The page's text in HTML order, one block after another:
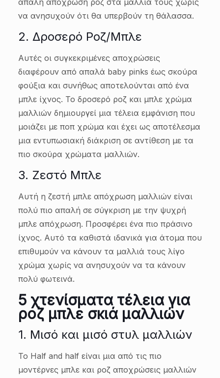
απαλή απόχρωση ροζ στα μαλλιά τους χωρίς
να ανησυχούν ότι θα υπερβούν τη θάλασσα.
2. Δροσερό Ροζ/Μπλε
Αυτές οι συγκεκριμένες αποχρώσεις
διαφέρουν από απαλά baby pinks έως σκούρα
φούξια και συνήθως αποτελούνται από ένα
μπλε ίχνος. Το δροσερό ροζ και μπλε χρώμα
μαλλιών δημιουργεί μια τέλεια εμφάνιση που
μοιάζει με ποπ χρώμα και έχει ως αποτέλεσμα
μια εντυπωσιακή διάκριση σε αντίθεση με τα
πιο σκούρα χρώματα μαλλιών.
3. Ζεστό Μπλε
Αυτή η ζεστή μπλε απόχρωση μαλλιών είναι
πολύ πιο απαλή σε σύγκριση με την ψυχρή
μπλε απόχρωση. Προσφέρει ένα πιο πράσινο
ίχνος. Αυτό τα καθιστά ιδανικά για άτομα που
επιθυμούν να κάνουν τα μαλλιά τους λίγο
χρώμα χωρίς να ανησυχούν να τα κάνουν
πολύ φωτεινά.
5 χτενίσματα τέλεια για
ροζ μπλε σκιά μαλλιών
1. Μισό και μισό στυλ μαλλιών
Το Half and half είναι μια από τις πιο
μοντέρνες μπλε και ροζ αποχρώσεις μαλλιών